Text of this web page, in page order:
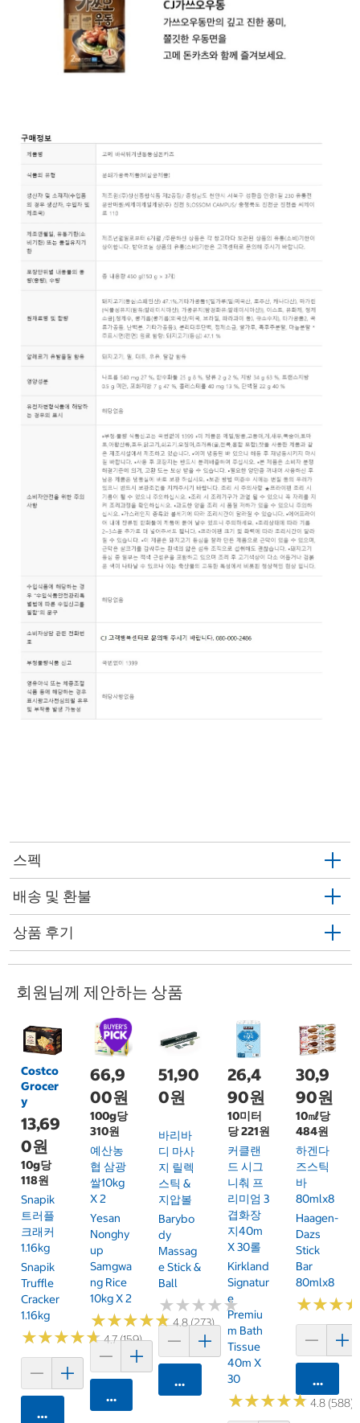
스펙
배송 및 환불
상품 후기
회원님께 제안하는 상품
Costco
Grocer
y
13,69
0원
10g당
118원
Snapik
트러플
크래커
1.16kg
Snapik
Truffle
Cracker
1.16kg
★★★★★
★★★★★4.7 (159)
카트에 담기
66,9
00원
100g당
310원
예산농
협 삼광
쌀10kg
X 2
Yesan
Nonghy
Up
Samgwa
Ng Rice
10kg X 2
★★★★★
★★★★★4.8 (273)
카트에 담기
51,90
0원
바리바
디 마사
지 릴렉
스틱 &
지압볼
Barybo
Dy
Massag
E Stick &
Ball
★★★★★
★★★★★
카트에 담기
26,4
90원
10미터
당 221원
커클랜
드 시그
니춰 프
리미엄 3
겹화장
지40m
X 30롤
Kirkland
Signatur
E
Premiu
M Bath
Tissue
40m X
30
★★★★★
★★★★★4.8 (588)
30,9
90원
10㎖당
484원
하겐다
즈스틱
바
80mlx8
Haagen-
Dazs
Stick
Bar
80mlx8
★★★
★★★
카트에